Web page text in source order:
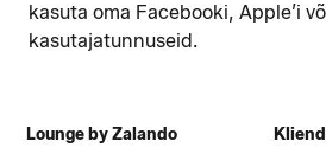
kasuta oma Facebooki, Apple’i
kasutajatunnuseid.
Lounge by Zalando